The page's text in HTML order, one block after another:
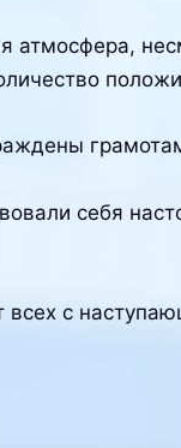
себя
всех с